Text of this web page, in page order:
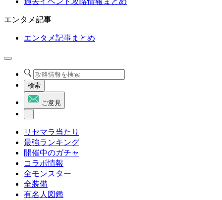
エンタメ記事
エンタメ記事まとめ
検索
ご意見
リセマラ当たり
最強ランキング
開催中のガチャ
コラボ情報
全モンスター
全装備
有名人図鑑